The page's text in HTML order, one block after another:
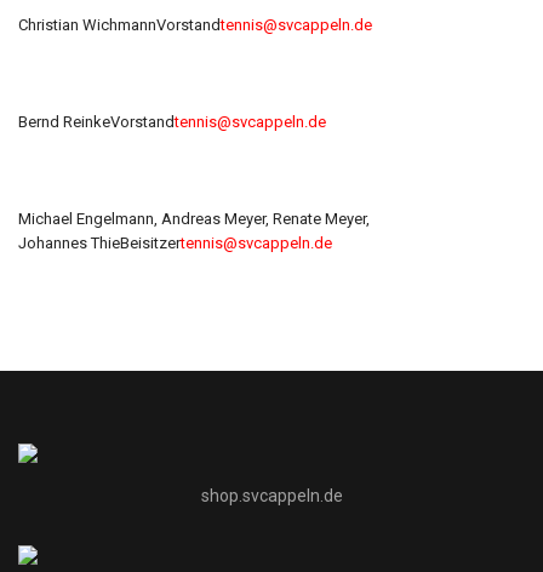
Christian WichmannVorstandtennis@svcappeln.de
Bernd ReinkeVorstandtennis@svcappeln.de
Michael Engelmann, Andreas Meyer, Renate Meyer,
Johannes ThieBeisitzertennis@svcappeln.de
shop.svcappeln.de